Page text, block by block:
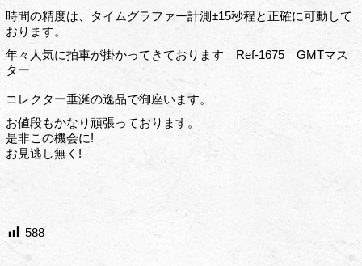
時間の精度は、タイムグラファー計測±15秒程と正確に可動して
おります。
年々人気に拍車が掛かってきております Ref-1675 GMTマス
ター
コレクター垂涎の逸品で御座います。
お値段もかなり頑張っております。
是非この機会に!
お見逃し無く!
588